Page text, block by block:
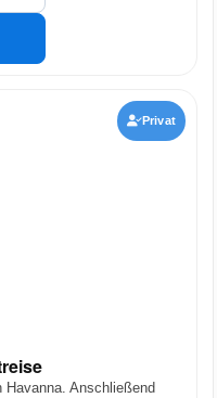
Privat
Havanna. Anschließend